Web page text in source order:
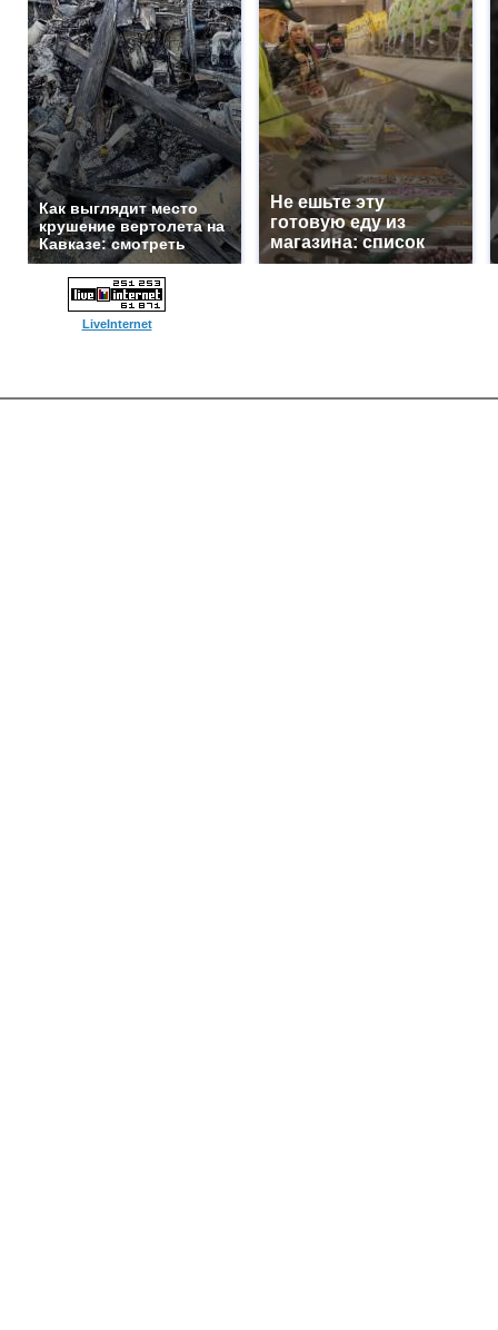
Как выглядит место
крушение вертолета на
Кавказе: смотреть
Не ешьте эту
готовую еду из
магазина: список
LiveInternet